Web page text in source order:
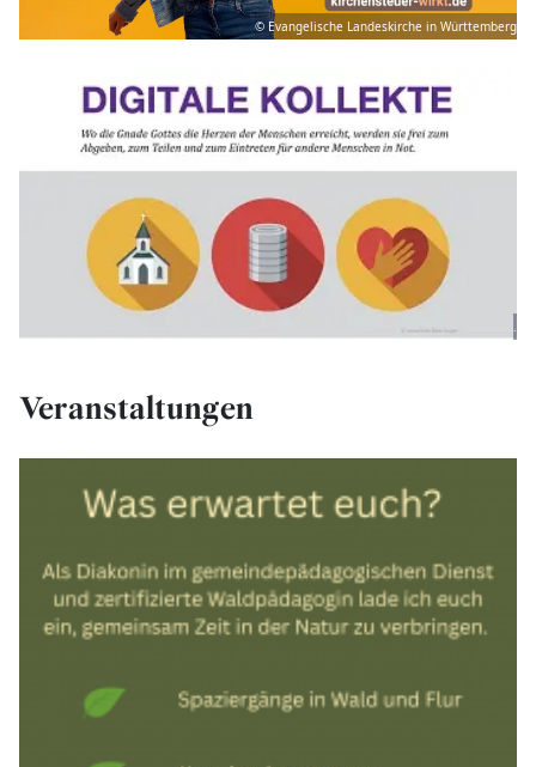
© Evangelische Landeskirche in Württemberg
.
Veranstaltungen